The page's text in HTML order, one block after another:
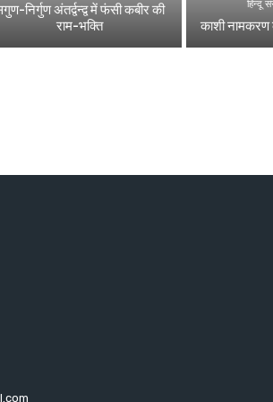
निर्गुण अंतर्द्वन्द्व में फंसी कबीर की
राम-भक्ति
हिन्दू
काशी नामकरण